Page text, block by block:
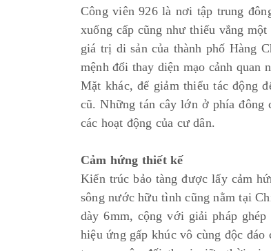
Công viên 926 là nơi tập trung
xuống cấp cũng như thiếu vắng
giá trị di sản của thành phố Hàng
mệnh đổi thay diện mạo cảnh quan
Mặt khác, để giảm thiểu tác động
cũ. Những tán cây lớn ở phía đông
các hoạt động của cư dân.
Cảm hứng thiết kế
Kiến trúc bảo tàng được lấy cảm
sông nước hữu tình cũng nằm tại
dày 6mm, cộng với giải pháp
hiệu ứng gấp khúc vô cùng độc